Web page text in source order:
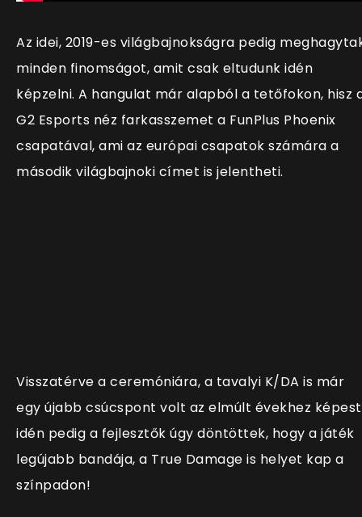
Az idei, 2019-es világbajnokságra pedig
minden finomságot, amit csak eltudunk idén
képzelni. A hangulat már alapból a tetőfokon, hisz
G2 Esports néz farkasszemet a FunPlus Phoenix
csapatával, ami az európai csapatok számára a
második világbajnoki címet is jelentheti.
Visszatérve a ceremóniára, a tavalyi K/DA is már
egy újabb csúcspont volt az elmúlt évekhez
idén pedig a fejlesztők úgy döntöttek, hogy a játék
legújabb bandája, a True Damage is helyet kap a
színpadon!